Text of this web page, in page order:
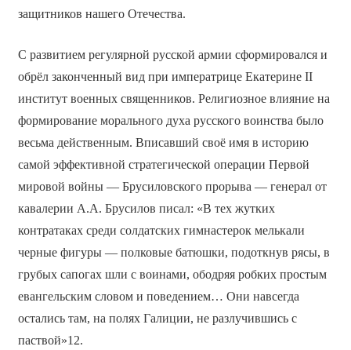
защитников нашего Отечества.
С развитием регулярной русской армии сформировался и
обрёл законченный вид при императрице Екатерине II
институт военных священников. Религиозное влияние на
формирование морального духа русского воинства было
весьма действенным. Вписавший своё имя в историю
самой эффективной стратегической операции Первой
мировой войны — Брусиловского прорыва — генерал от
кавалерии А.А. Брусилов писал: «В тех жутких
контратаках среди солдатских гимнастерок мелькали
черные фигуры — полковые батюшки, подоткнув рясы, в
грубых сапогах шли с воинами, ободряя робких простым
евангельским словом и поведением… Они навсегда
остались там, на полях Галиции, не разлучившись с
паствой»12.